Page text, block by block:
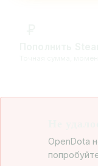
OpenDota